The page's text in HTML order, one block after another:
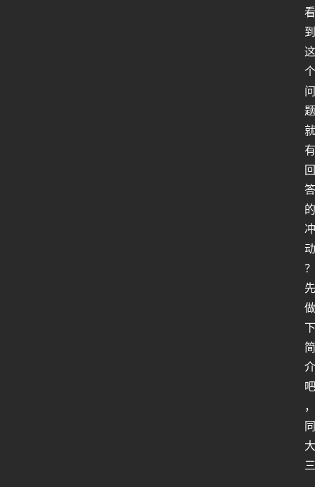
看
到
这
个
问
题
就
有
回
答
的
冲
动
？
先
做
下
简
介
吧
，
同
大
三